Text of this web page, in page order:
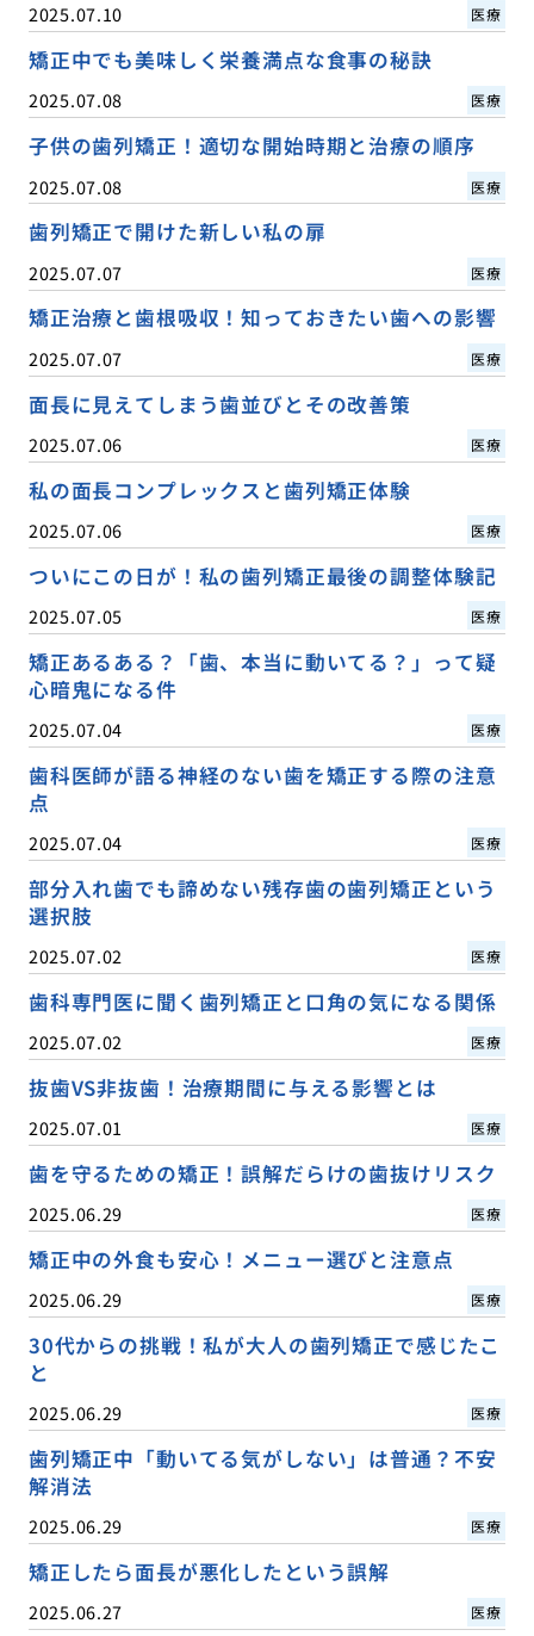
2025.07.10 医療
矯正中でも美味しく栄養満点な食事の秘訣
2025.07.08 医療
子供の歯列矯正！適切な開始時期と治療の順序
2025.07.08 医療
歯列矯正で開けた新しい私の扉
2025.07.07 医療
矯正治療と歯根吸収！知っておきたい歯への影響
2025.07.07 医療
面長に見えてしまう歯並びとその改善策
2025.07.06 医療
私の面長コンプレックスと歯列矯正体験
2025.07.06 医療
ついにこの日が！私の歯列矯正最後の調整体験記
2025.07.05 医療
矯正あるある？「歯、本当に動いてる？」って疑
心暗鬼になる件
2025.07.04 医療
歯科医師が語る神経のない歯を矯正する際の注意
点
2025.07.04 医療
部分入れ歯でも諦めない残存歯の歯列矯正という
選択肢
2025.07.02 医療
歯科専門医に聞く歯列矯正と口角の気になる関係
2025.07.02 医療
抜歯VS非抜歯！治療期間に与える影響とは
2025.07.01 医療
歯を守るための矯正！誤解だらけの歯抜けリスク
2025.06.29 医療
矯正中の外食も安心！メニュー選びと注意点
2025.06.29 医療
30代からの挑戦！私が大人の歯列矯正で感じたこ
と
2025.06.29 医療
歯列矯正中「動いてる気がしない」は普通？不安
解消法
2025.06.29 医療
矯正したら面長が悪化したという誤解
2025.06.27 医療